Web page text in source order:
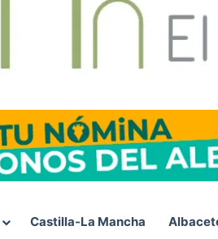
Castilla-La Mancha